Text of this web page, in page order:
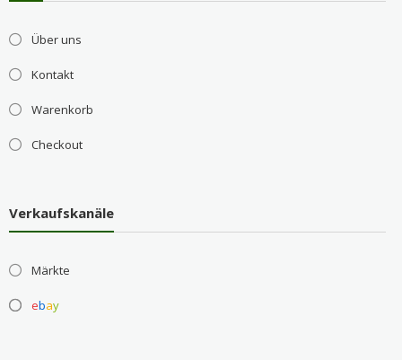
Über uns
Kontakt
Warenkorb
Checkout
Verkaufskanäle
Märkte
ebay